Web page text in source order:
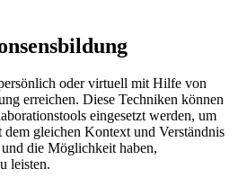
oder virtuell mit Hilfe von
erreichen. Diese Techniken können
eingesetzt werden, um
dem gleichen Kontext und Verständnis
die Möglichkeit haben,
leisten.